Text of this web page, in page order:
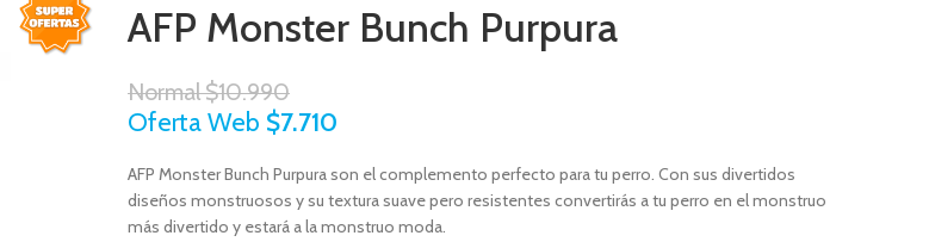
AFP Monster Bunch Purpura
Normal$10.990
Oferta Web $7.710
AFP Monster Bunch Purpura son el complemento perfecto para tu perro. Con sus divertidos
diseños monstruosos y su textura suave pero resistentes convertirás a tu perro en el monstruo
más divertido y estará a la monstruo moda.